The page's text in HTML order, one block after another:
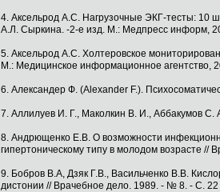
4. Аксельрод A.C. Нагрузочные ЭКГ-тесты: 10
А.Л. Сыркина. -2-е изд. М.: Медпресс информ,
5. Аксельрод A.C. Холтеровское
М.: Медицинское информационное агентство,
6. Александер Ф. (Alexander F.).
7. Аллилуев И. Г., Маколкин В. И., Аббакумов
8. Андрющенко Е.В. О возможности
гипертоническому типу в молодом возрасте
9. Бобров В.А, Дзяк Г.В., Васильченко В.В.
дистонии // Врачебное дело. 1989. - № 8. - С. 22